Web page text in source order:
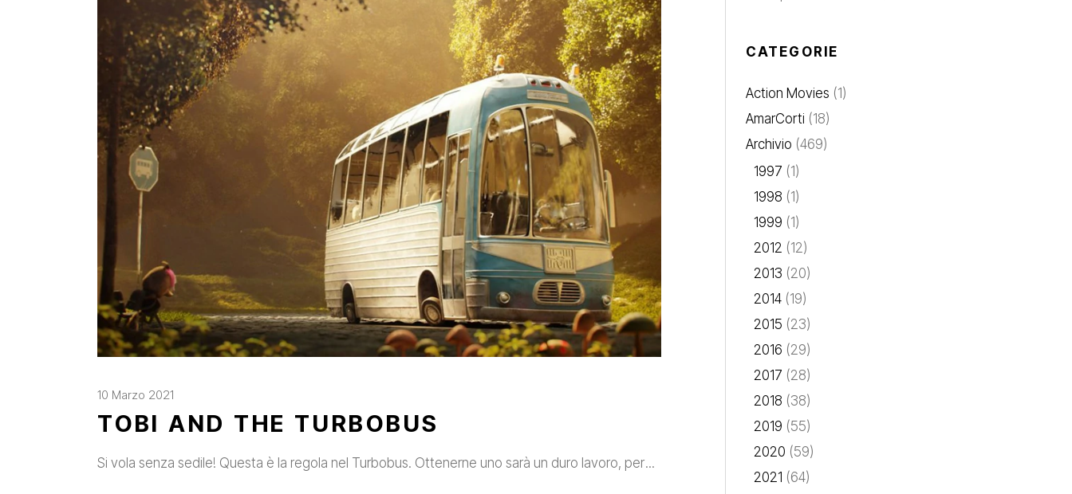
10 Marzo 2021
TOBI AND THE TURBOBUS
Si vola senza sedile! Questa è la regola nel Turbobus. Ottenerne uno sarà un duro lavoro, per
CATEGORIE
Action Movies (1)
AmarCorti (18)
Archivio (469)
1997 (1)
1998 (1)
1999 (1)
2012 (12)
2013 (20)
2014(19)
2015 (23)
2016 (29)
2017 (28)
2018 (38)
2019 (55)
2020 (59)
2021 (64)